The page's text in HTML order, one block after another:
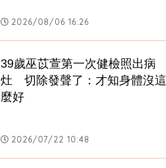
2026/08/06 16:26
39歲巫苡萱第一次健檢照出病
灶　切除發聲了：才知身體沒這
麼好
2026/07/22 10:48